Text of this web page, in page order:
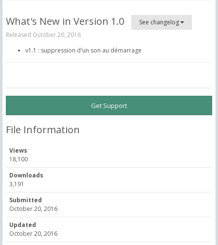
What's New in Version 1.0
See changelog
Released October 20, 2016
v1.1 : suppression d'un son au démarrage
Get Support
File Information
Views
18,100
Downloads
3,191
Submitted
October 20, 2016
Updated
October 20, 2016